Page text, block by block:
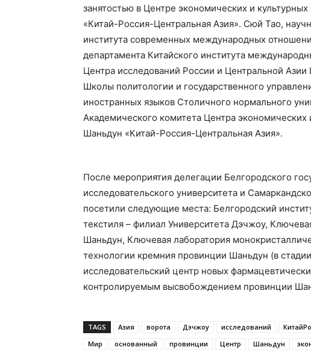
занятостью в Центре экономических и
«Китай-Россия-Центральная Азия». Сюй Тао,
института современных международных
департамента Китайского института
Центра исследований России и Центральной
Школы политологии и государственного
иностранных языков Столичного нормального
Академического комитета Центра
Шаньдун «Китай-Россия-Центральная Азия».
После мероприятия делегации Белгородского
исследовательского университета и
посетили следующие места: Белгородский
текстиля – филиал Университета Дэчжоу,
Шаньдун, Ключевая лаборатория
технологии кремния провинции Шаньдун (в
исследовательский центр новых
контролируемым высвобождением провинции
TAGS Азия ворота Дэчжоу исследований
Мир
основанный провинции Центр Шаньдун